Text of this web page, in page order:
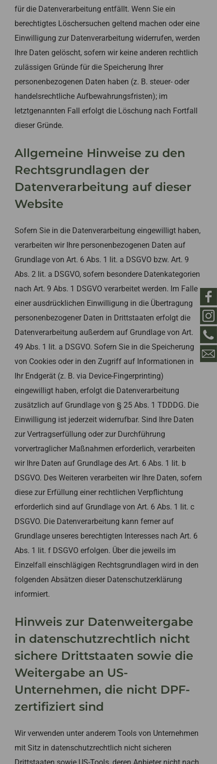
für die Datenverarbeitung entfällt. Wenn Sie ein
berechtigtes Löschersuchen geltend machen oder eine
Einwilligung zur Datenverarbeitung widerrufen, werden
Ihre Daten gelöscht, sofern wir keine anderen rechtlich
zulässigen Gründe für die Speicherung Ihrer
personenbezogenen Daten haben (z. B. steuer- oder
handelsrechtliche Aufbewahrungsfristen); im
letztgenannten Fall erfolgt die Löschung nach Fortfall
dieser Gründe.
Allgemeine Hinweise zu den
Rechtsgrundlagen der
Datenverarbeitung auf dieser
Website
Sofern Sie in die Datenverarbeitung eingewilligt haben,
verarbeiten wir Ihre personenbezogenen Daten auf
Grundlage von Art. 6 Abs. 1 lit. a DSGVO bzw. Art. 9
Abs. 2 lit. a DSGVO, sofern besondere Datenkategorien
nach Art. 9 Abs. 1 DSGVO verarbeitet werden. Im Falle
einer ausdrücklichen Einwilligung in die Übertragung
personenbezogener Daten in Drittstaaten erfolgt die
Datenverarbeitung außerdem auf Grundlage von Art.
49 Abs. 1 lit. a DSGVO. Sofern Sie in die Speicherung
von Cookies oder in den Zugriff auf Informationen in
Ihr Endgerät (z. B. via Device-Fingerprinting)
eingewilligt haben, erfolgt die Datenverarbeitung
zusätzlich auf Grundlage von § 25 Abs. 1 TDDDG. Die
Einwilligung ist jederzeit widerrufbar. Sind Ihre Daten
zur Vertragserfüllung oder zur Durchführung
vorvertraglicher Maßnahmen erforderlich, verarbeiten
wir Ihre Daten auf Grundlage des Art. 6 Abs. 1 lit. b
DSGVO. Des Weiteren verarbeiten wir Ihre Daten, sofern
diese zur Erfüllung einer rechtlichen Verpflichtung
erforderlich sind auf Grundlage von Art. 6 Abs. 1 lit. c
DSGVO. Die Datenverarbeitung kann ferner auf
Grundlage unseres berechtigten Interesses nach Art. 6
Abs. 1 lit. f DSGVO erfolgen. Über die jeweils im
Einzelfall einschlägigen Rechtsgrundlagen wird in den
folgenden Absätzen dieser Datenschutzerklärung
informiert.
Hinweis zur Datenweitergabe
in datenschutzrechtlich nicht
sichere Drittstaaten sowie die
Weitergabe an US-
Unternehmen, die nicht DPF-
zertifiziert sind
Wir verwenden unter anderem Tools von Unternehmen
mit Sitz in datenschutzrechtlich nicht sicheren